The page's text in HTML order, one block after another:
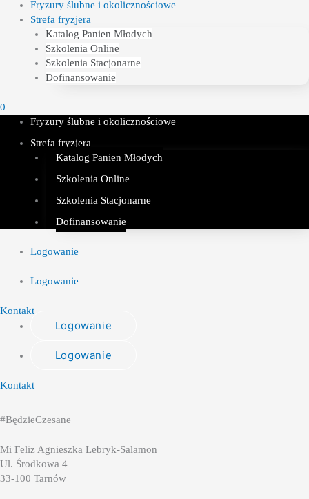
Fryzury ślubne i okolicznościowe
Strefa fryzjera
Katalog Panien Młodych
Szkolenia Online
Szkolenia Stacjonarne
Dofinansowanie
0
Fryzury ślubne i okolicznościowe
Strefa fryzjera
Katalog Panien Młodych
Szkolenia Online
Szkolenia Stacjonarne
Dofinansowanie
Logowanie
Logowanie
Kontakt
Logowanie
Logowanie
Kontakt
#BędzieCzesane
Mi Feliz Agnieszka Lebryk-Salamon
Ul. Środkowa 4
33-100 Tarnów